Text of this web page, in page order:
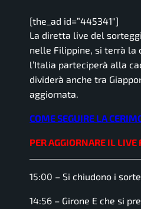
[the_ad id=”445341″]
La diretta live del
nelle Filippine, si terrà la
l’Italia parteciperà alla
dividerà anche tra
aggiornata.
COME SEGUIRE LA
PER AGGIORNARE IL LIVE
15:00 – Si chiudono i
14:56 – Girone E che si